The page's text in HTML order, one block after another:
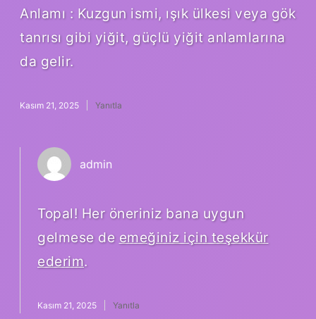
Anlamı : Kuzgun ismi, ışık ülkesi veya gök
tanrısı gibi yiğit, güçlü yiğit anlamlarına
da gelir.
Kasım 21, 2025 Yanıtla
admin
Topal! Her öneriniz bana uygun
gelmese de emeğiniz için teşekkür
ederim.
Kasım 21, 2025 Yanıtla